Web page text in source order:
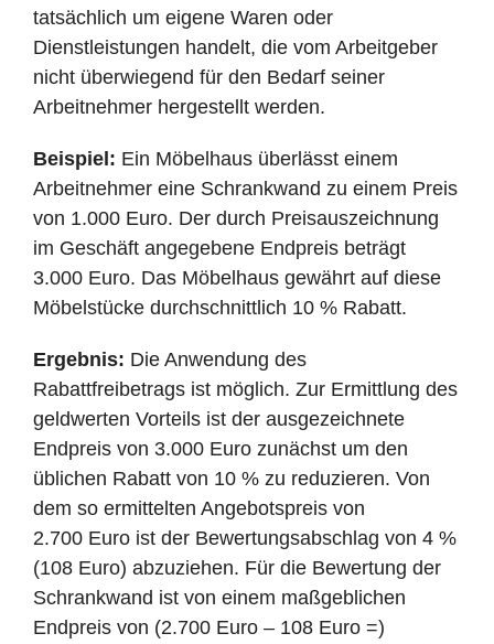
tatsächlich um eigene Waren oder
Dienstleistungen handelt, die vom Arbeitgeber
nicht überwiegend für den Bedarf seiner
Arbeitnehmer hergestellt werden.
Beispiel: Ein Möbelhaus überlässt einem
Arbeitnehmer eine Schrankwand zu einem Preis
von 1.000 Euro. Der durch Preisauszeichnung
im Geschäft angegebene Endpreis beträgt
3.000 Euro. Das Möbelhaus gewährt auf diese
Möbelstücke durchschnittlich 10 % Rabatt.
Ergebnis: Die Anwendung des
Rabattfreibetrags ist möglich. Zur Ermittlung des
geldwerten Vorteils ist der ausgezeichnete
Endpreis von 3.000 Euro zunächst um den
üblichen Rabatt von 10 % zu reduzieren. Von
dem so ermittelten Angebotspreis von
2.700 Euro ist der Bewertungsabschlag von 4 %
(108 Euro) abzuziehen. Für die Bewertung der
Schrankwand ist von einem maßgeblichen
Endpreis von (2.700 Euro – 108 Euro =)